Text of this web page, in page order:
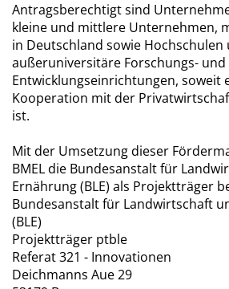
Antragsberechtigt sind
kleine und mittlere Unternehmen,
in Deutschland sowie Hochschulen
außeruniversitäre Forschungs- und
Entwicklungseinrichtungen, soweit
Kooperation mit der
ist.
Mit der Umsetzung dieser
BMEL die Bundesanstalt für
Ernährung (BLE) als Projektträger
Bundesanstalt für Landwirtschaft
(BLE)
Projektträger ptble
Referat 321 - Innovationen
Deichmanns Aue 29